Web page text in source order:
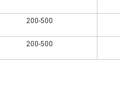
200-500
200-500